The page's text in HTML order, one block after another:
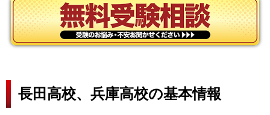
長田高校、兵庫高校の基本情報